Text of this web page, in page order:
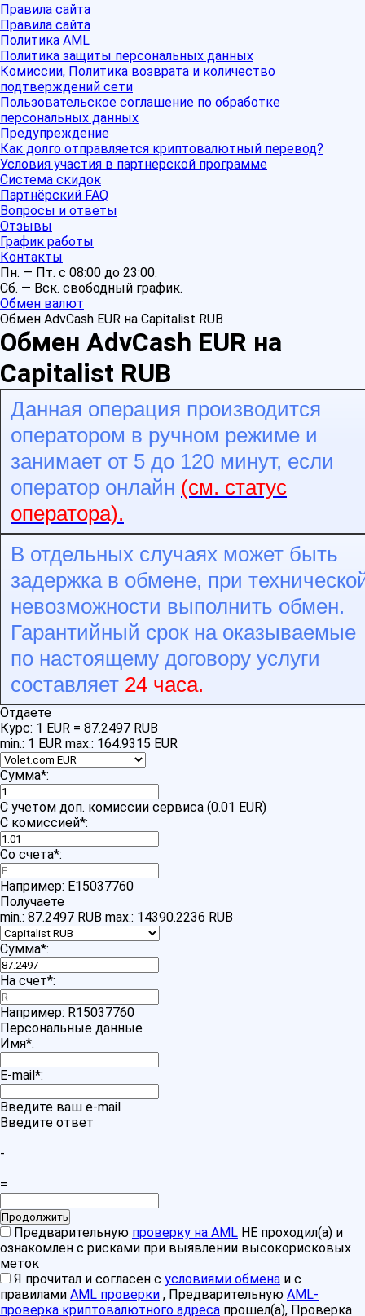
Правила сайта
Правила сайта
Политика AML
Политика защиты персональных данных
Комиссии, Политика возврата и количество
подтверждений сети
Пользовательское соглашение по обработке
персональных данных
Предупреждение
Как долго отправляется криптовалютный перевод?
Условия участия в партнерской программе
Система скидок
Партнёрский FAQ
Вопросы и ответы
Отзывы
График работы
Контакты
Пн. — Пт. с 08:00 до 23:00.
Сб. — Вск. свободный график.
Обмен валют
Обмен AdvCash EUR на Capitalist RUB
Обмен AdvCash EUR на
Capitalist RUB
Данная операция производится
оператором в ручном режиме и
занимает от 5 до 120 минут, если
оператор онлайн (см. статус
оператора).
В отдельных случаях может быть
задержка в обмене, при
невозможности выполнить обмен.
Гарантийный срок на оказываемые
по настоящему договору услуги
составляет 24 часа.
Отдаете
Курс: 1 EUR = 87.2497 RUB
min.: 1 EUR max.: 164.9315 EUR
Сумма*:
С учетом доп. комиссии сервиса (0.01 EUR)
С комиссией*:
Со счета*:
Например: E15037760
Получаете
min.: 87.2497 RUB max.: 14390.2236 RUB
Сумма*:
На счет*:
Например: R15037760
Персональные данные
Имя*:
E-mail*:
Введите ваш e-mail
Введите ответ
-
=
Предварительную проверку на AML НЕ проходил(а) и
ознакомлен с рисками при выявлении высокорисковых
меток
Я прочитал и согласен с условиями обмена и с
правилами AML проверки , Предварительную AML-
проверка криптовалютного адреса прошел(а), Проверка